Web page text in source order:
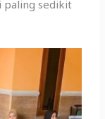
paling sedikit